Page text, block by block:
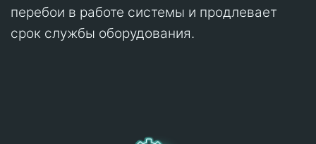
перебои в работе системы и продлевает
срок службы оборудования.